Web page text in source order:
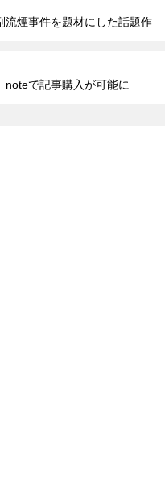
煙事件を題材にした話題作
noteで記事購入が可能に